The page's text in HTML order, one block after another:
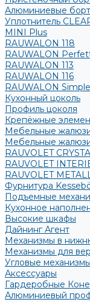
Алюминиевые
Уплотнитель
MINI Plus
RAUWALON 118
RAUWALON
RAUWALON 113
RAUWALON 116
RAUWALON
Кухонный цоколь
Профиль цоколя
Крепёжные
Мебельные
Мебельные
RAUVOLET
RAUVOLET
RAUVOLET
Фурнитура
Подъемные
Кухонное
Высокие шкафы
Дайнинг Агент
Механизмы в
Механизмы для
Угловые механизмы
Аксессуары
Гардеробные
Алюминиевый